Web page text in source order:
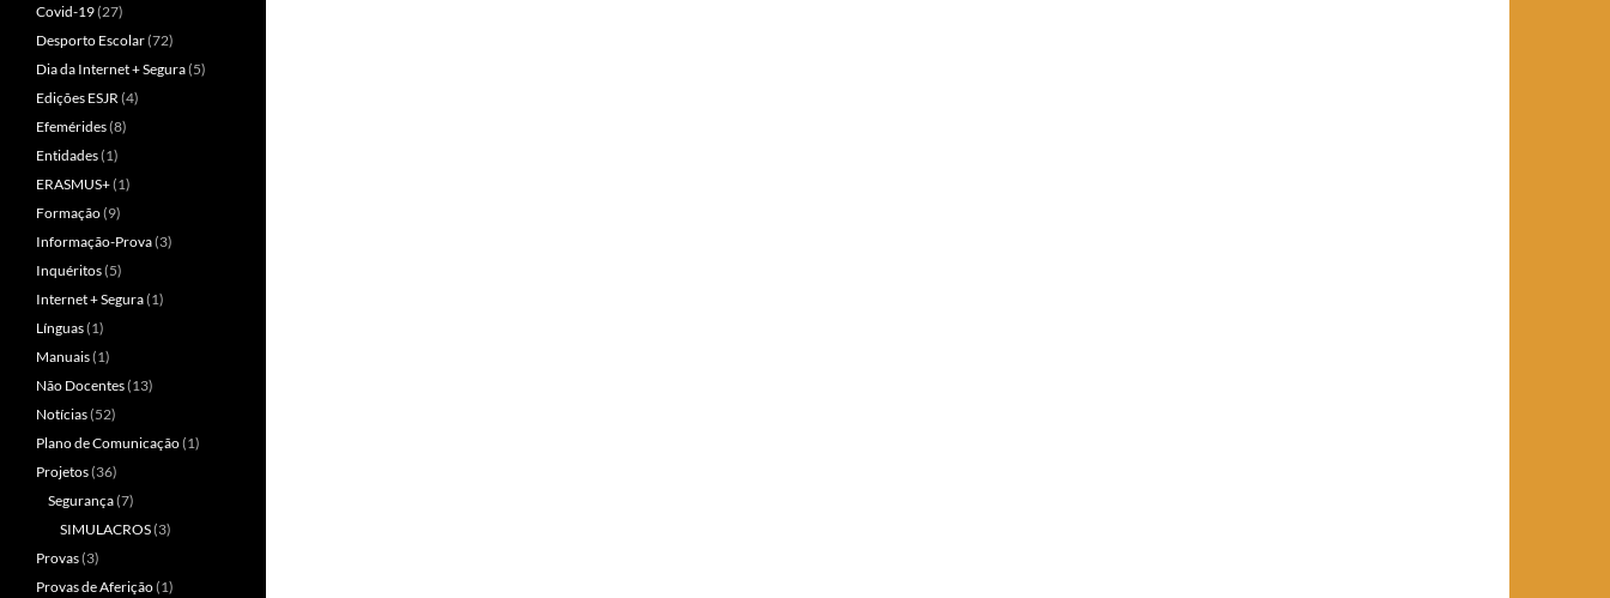
Covid-19(27)
Desporto Escolar(72)
Dia da Internet + Segura(5)
Edições ESJR (4)
Efemérides(8)
Entidades(1)
ERASMUS+(1)
Formação(9)
Informação-Prova(3)
Inquéritos(5)
Internet + Segura(1)
Línguas(1)
Manuais(1)
Não Docentes(13)
Notícias(52)
Plano de Comunicação(1)
Projetos(36)
Segurança(7)
SIMULACROS(3)
Provas(3)
Provas de Aferição(1)